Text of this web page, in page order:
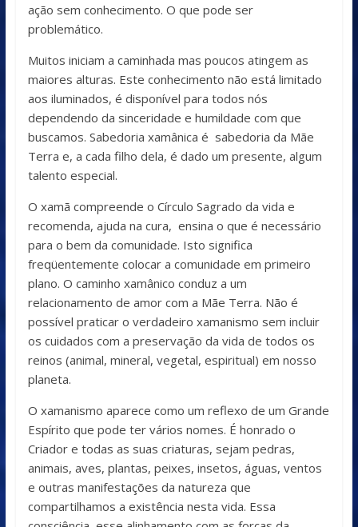
ação sem conhecimento. O que pode ser
problemático.
Muitos iniciam a caminhada mas poucos atingem as
maiores alturas. Este conhecimento não está limitado
aos iluminados, é disponível para todos nós
dependendo da sinceridade e humildade com que
buscamos. Sabedoria xamânica é sabedoria da Mãe
Terra e, a cada filho dela, é dado um presente, algum
talento especial.
O xamã compreende o Círculo Sagrado da vida e
recomenda, ajuda na cura, ensina o que é necessário
para o bem da comunidade. Isto significa
freqüentemente colocar a comunidade em primeiro
plano. O caminho xamânico conduz a um
relacionamento de amor com a Mãe Terra. Não é
possível praticar o verdadeiro xamanismo sem incluir
os cuidados com a preservação da vida de todos os
reinos (animal, mineral, vegetal, espiritual) em nosso
planeta.
O xamanismo aparece como um reflexo de um Grande
Espírito que pode ter vários nomes. É honrado o
Criador e todas as suas criaturas, sejam pedras,
animais, aves, plantas, peixes, insetos, águas, ventos
e outras manifestações da natureza que
compartilhamos a existência nesta vida. Essa